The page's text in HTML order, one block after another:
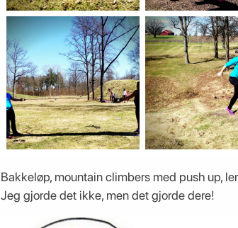
Bakkeløp, mountain climbers med push up,
Jeg gjorde det ikke, men det gjorde dere!